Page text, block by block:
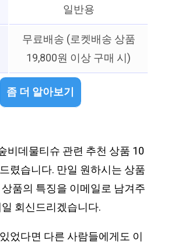
일반용
무료배송 (로켓배송 상품
19,800원 이상 구매 시)
좀 더 알아보기
비데물티슈 관련 추천 상품 10
렸습니다. 만일 원하시는 상품
품의 특징을 이메일로 남겨주
회신드리겠습니다.
었다면 다른 사람들에게도 이